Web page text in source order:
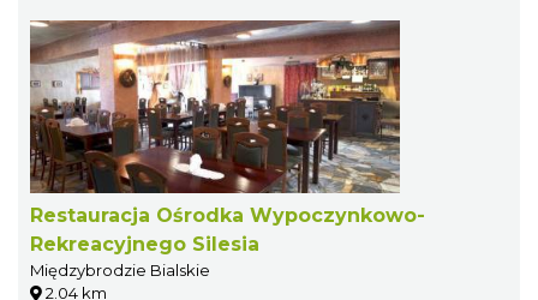
Restauracja Ośrodka Wypoczynkowo-
Rekreacyjnego Silesia
Międzybrodzie Bialskie
2.04 km